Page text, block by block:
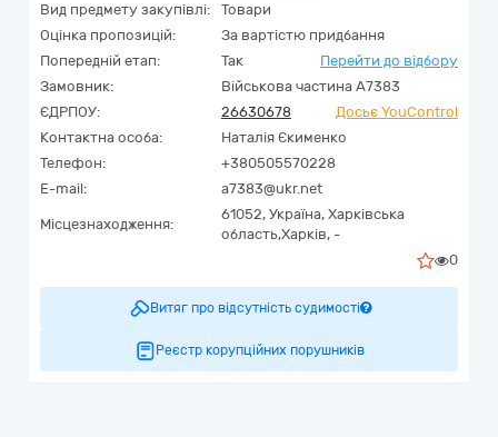
Вид предмету закупівлі:
Товари
Оцінка пропозицій:
За вартістю придбання
Попередній етап:
Так
Перейти до відбору
Замовник:
Військова частина А7383
ЄДРПОУ:
26630678
Досьє YouControl
Контактна особа:
Наталія Єкименко
Телефон:
+380505570228
E-mail:
a7383@ukr.net
Місцезнаходження:
61052, Україна, Харківська
область,Харків, -
0
Витяг про відсутність судимості
Реєстр корупційних порушників